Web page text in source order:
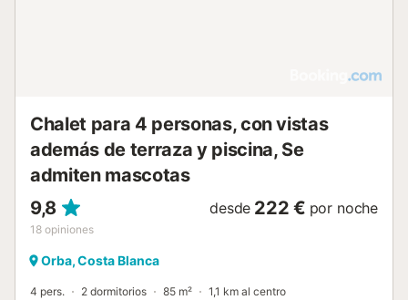
espacios de trabajo disponibles para quienes trabajan a
Chalet para 4 personas, con vistas
además de terraza y piscina, Se
admiten mascotas
9,8
18 opiniones
desde 222 € por noche
Orba, Costa Blanca
4 pers. 2 dormitorios 85 m² 1,1 km al centro